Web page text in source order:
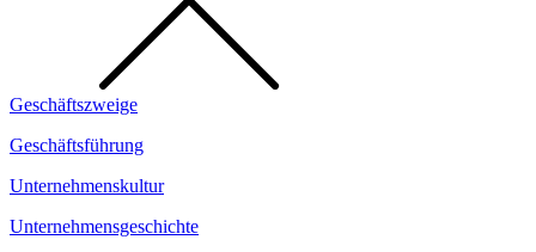
Geschäftszweige
Geschäftsführung
Unternehmenskultur
Unternehmensgeschichte